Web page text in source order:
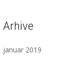
Arhive
januar 2019